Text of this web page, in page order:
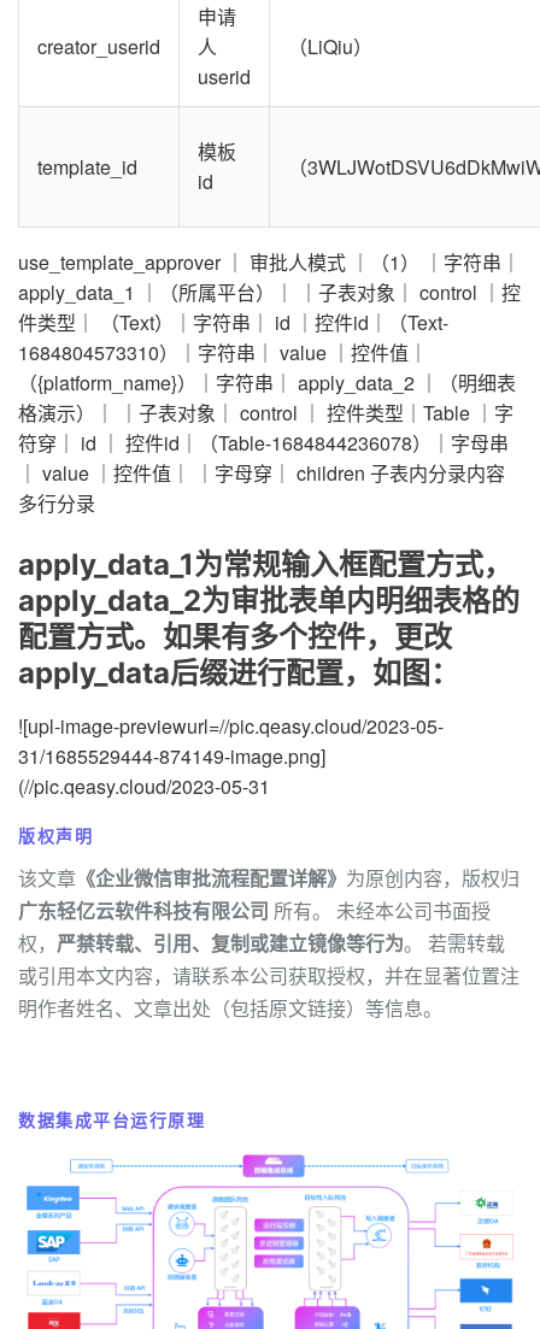
creator_userid
申请
人
userid
（LiQiu）
template_id
模板
id
（
use_template_approver ｜ 审批人模式 ｜（1） ｜字符串｜
apply_data_1 ｜（所属平台）｜ ｜子表对象｜ control ｜控
件类型｜ （Text）｜字符串｜ id ｜控件id｜（Text-
1684804573310）｜字符串｜ value ｜控件值｜
（{platform_name}）｜字符串｜ apply_data_2 ｜（明细表
格演示）｜ ｜子表对象｜ control ｜ 控件类型｜Table ｜字
符穿｜ id ｜ 控件id｜（Table-1684844236078）｜字母串
｜ value ｜控件值｜ ｜字母穿｜ children 子表内分录内容
多行分录
apply_data_1为常规输入框配置方式，
apply_data_2为审批表单内明细表格的
配置方式。如果有多个控件，更改
apply_data后缀进行配置，如图：
![upl-image-previewurl=//pic.qeasy.cloud/2023-05-
31/1685529444-874149-image.png]
(//pic.qeasy.cloud/2023-05-31
版权声明
该文章 《企业微信审批流程配置详解》 为原创内容，版权归
广东轻亿云软件科技有限公司 所有。 未经本公司书面授
权， 严禁转载、引用、复制或建立镜像等行为。 若需转载
或引用本文内容，请联系本公司获取授权，并在显著位置注
明作者姓名、文章出处（包括原文链接）等信息。
数据集成平台运行原理